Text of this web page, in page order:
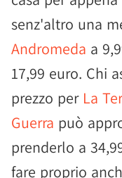
senz'altro una
Andromeda a
17,99 euro. Chi
prezzo per La
Guerra può
prenderlo a
fare proprio